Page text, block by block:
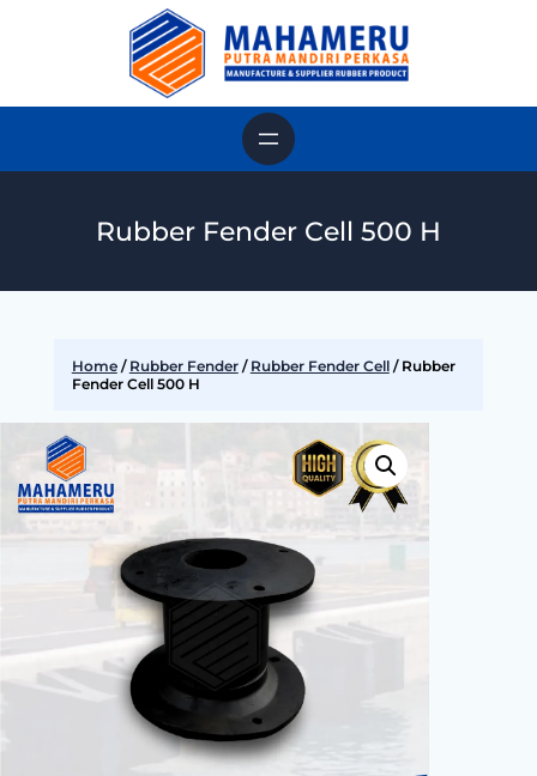
Rubber Fender Cell 500 H
Home/ Rubber Fender/ Rubber Fender Cell/ Rubber
Fender Cell 500 H